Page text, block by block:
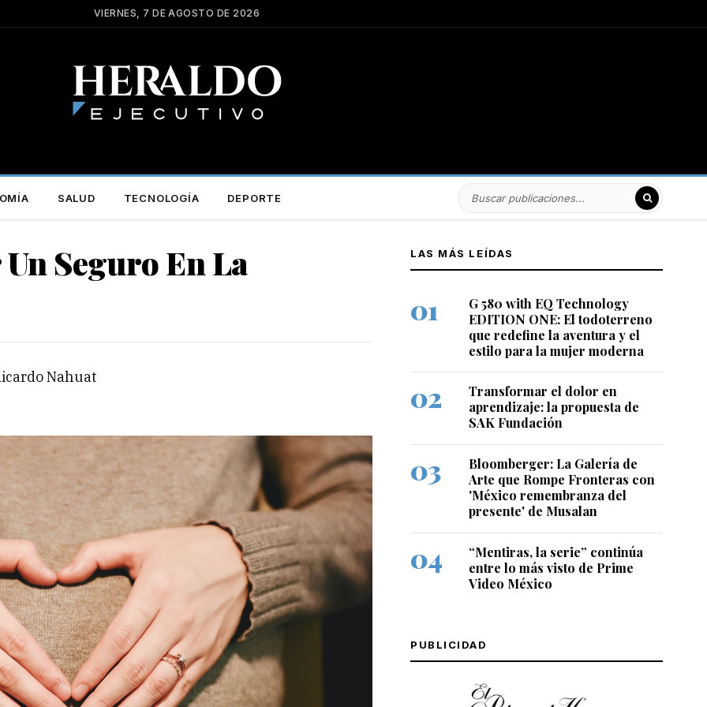
VIERNES, 7 DE AGOSTO DE 2026
SALUD TECNOLOGÍA DEPORTE
Seguro En La
Nahuat
LAS MÁS LEÍDAS
G 580 with EQ Technology
EDITION ONE: El todoterreno
que redefine la aventura y el
estilo para la mujer moderna
Transformar el dolor en
aprendizaje: la propuesta de
SAK Fundación
Bloomberger: La Galería de
Arte que Rompe Fronteras con
'México remembranza del
presente' de Musalan
“Mentiras, la serie” continúa
entre lo más visto de Prime
Video México
PUBLICIDAD